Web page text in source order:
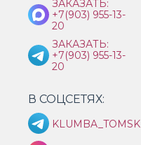
ЗАКАЗАТЬ:
+7(903) 955-13-
20
ЗАКАЗАТЬ:
+7(903) 955-13-
20
В СОЦСЕТЯХ:
KLUMBA_TOMSK